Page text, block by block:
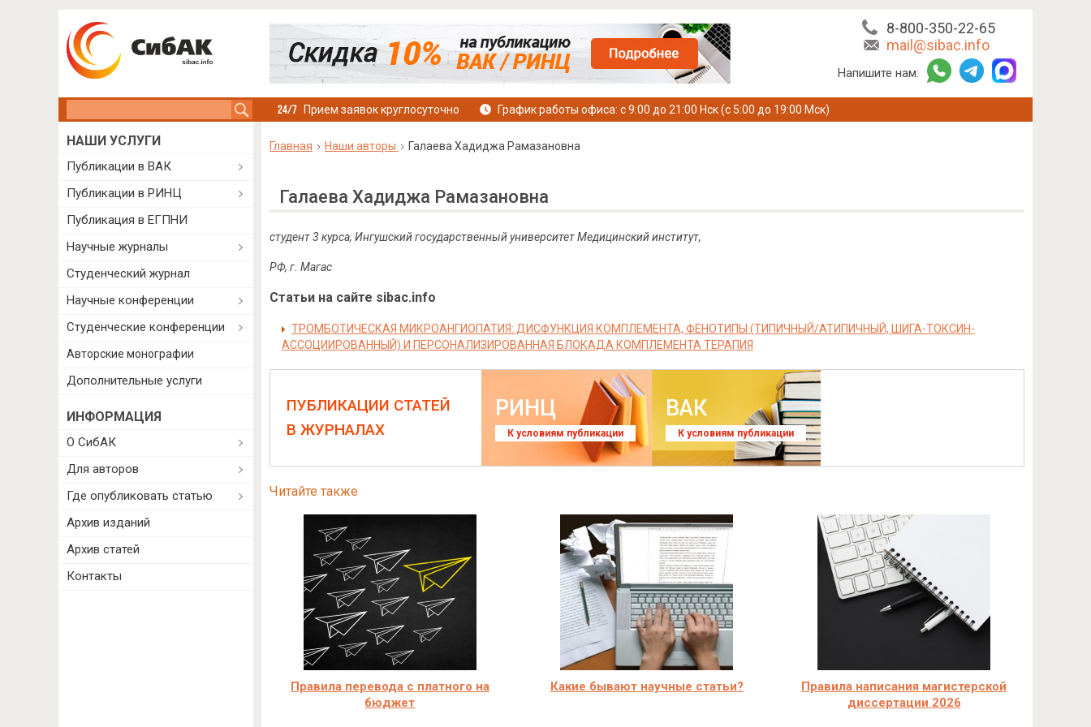
8-800-350-22-65
mail@sibac.info
Напишите нам:
Прием заявок круглосуточно График работы офиса: с 9:00 до 21:00 Нск (с 5:00 до 19:00 Мск)
Главная Наши авторы Галаева Хадиджа Рамазановна
Галаева Хадиджа Рамазановна
студент 3 курса, Ингушский государственный университет Медицинский институт,
РФ, г. Магас
Статьи на сайте sibac.info
ТРОМБОТИЧЕСКАЯ МИКРОАНГИОПАТИЯ: ДИСФУНКЦИЯ КОМПЛЕМЕНТА, ФЕНОТИПЫ (ТИПИЧНЫЙ/АТИПИЧНЫЙ, ШИГА-ТОКСИН-
АССОЦИИРОВАННЫЙ) И ПЕРСОНАЛИЗИРОВАННАЯ БЛОКАДА КОМПЛЕМЕНТА ТЕРАПИЯ
ПУБЛИКАЦИИ СТАТЕЙ
В ЖУРНАЛАХ
РИНЦ
К условиям публикации
ВАК
К условиям публикации
Читайте также
Правила перевода с платного на
бюджет
Какие бывают научные статьи?
Правила написания магистерской
диссертации 2026
НАШИ УСЛУГИ
Публикации в ВАК
Публикации в РИНЦ
Публикация в ЕГПНИ
Научные журналы
Студенческий журнал
Научные конференции
Студенческие конференции
Авторские монографии
Дополнительные услуги
ИНФОРМАЦИЯ
О СибАК
Для авторов
Где опубликовать статью
Архив изданий
Архив статей
Контакты